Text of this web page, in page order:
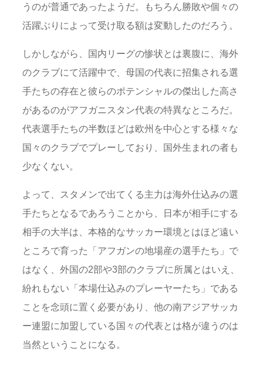
うのが普通であったようだ。もちろん勝敗や個々の
活躍ぶりによって受け取る額は変動したのだろう。
しかしながら、国内リーグの惨状とは裏腹に、海外
のクラブにて活躍中で、母国の代表に招集される選
手たちの存在と彼らのポテンシャルの傑出した高さ
があるのがアフガニスタン代表の特異なところだ。
代表選手たちの半数ほどは欧州を中心とする様々な
国々のクラブでプレーしており、国外生まれの者も
少なくない。
よって、スタメンで出てくる主力は海外仕込みの選
手たちとなるであろうことから、日本が相手にする
相手の大半は、本格的なサッカー環境とはほど遠い
ところで育った「アフガンの地場産の選手たち」で
はなく、外国の2部や3部のクラブに所属とはいえ、
紛れもない「本場仕込みのプレーヤーたち」である
ことを念頭に置く必要があり、他の南アジアサッカ
ー連盟に加盟している国々の代表とは格が違うのは
当然ということになる。